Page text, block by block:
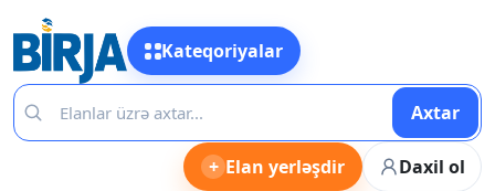
Kateqoriyalar
Axtar
+ Elan yerləşdir Daxil ol